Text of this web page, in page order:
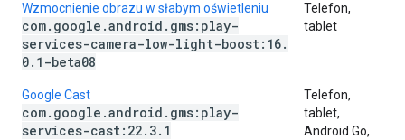
Wzmocnienie obrazu w słabym oświetleniu
com. google .android . gms:play-
services-camera-low-light-boost:16.
0. 1-beta08
Telefon,
tablet
Google Cast
com. google .android . gms:play-
services-cast:22. 3. 1
Telefon,
tablet,
Android Go,